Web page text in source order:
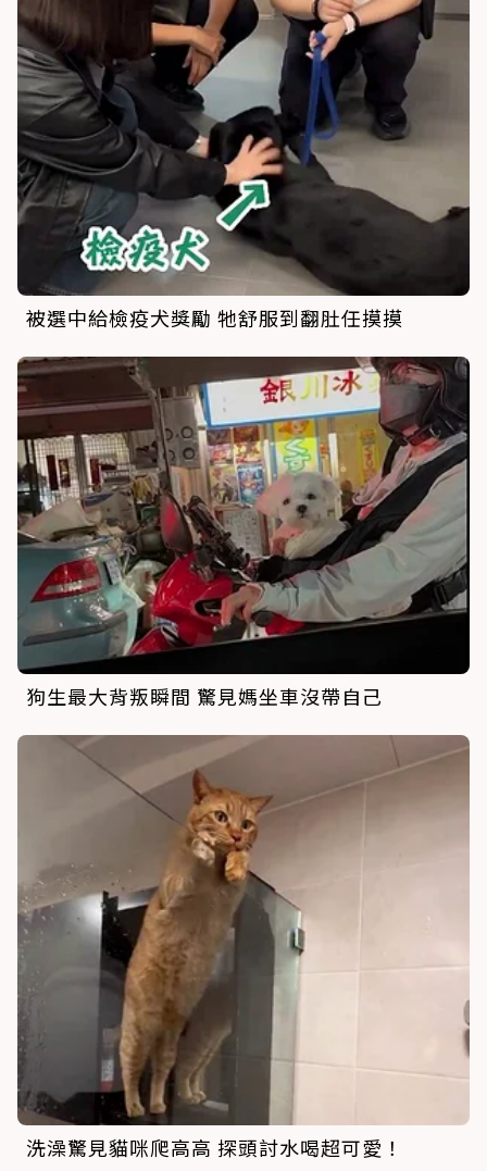
被選中給檢疫犬獎勵 牠舒服到翻肚任摸摸
狗生最大背叛瞬間 驚見媽坐車沒帶自己
洗澡驚見貓咪爬高高 探頭討水喝超可愛！